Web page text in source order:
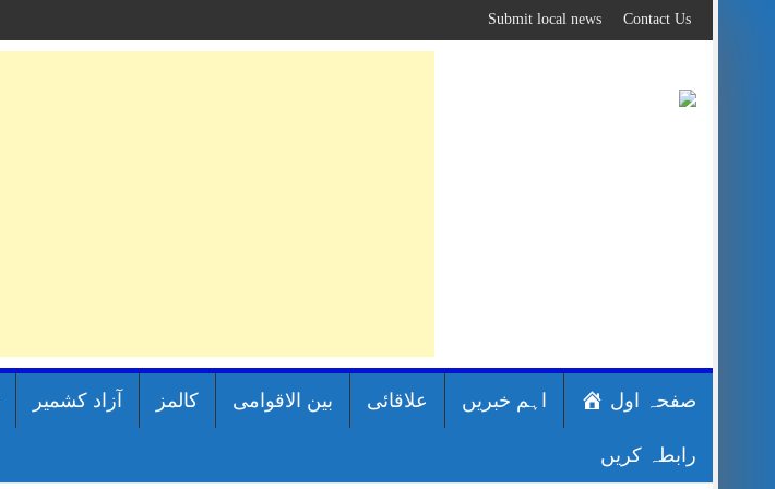
to
content
Contact Us
Submit local news
صفحہ اول اہم خبریں علاقائی بین الاقوامی کالمز آزاد کشمیر
رابطہ کریں